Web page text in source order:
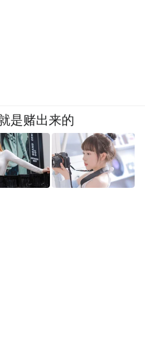
是赌出来的